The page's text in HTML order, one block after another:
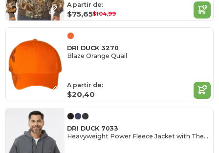
A partir de:
$75,65$104,99
DRI DUCK 3270
Blaze Orange Quail
A partir de:
$20,40
DRI DUCK 7033
Heavyweight Power Fleece Jacket with Thermal Lining